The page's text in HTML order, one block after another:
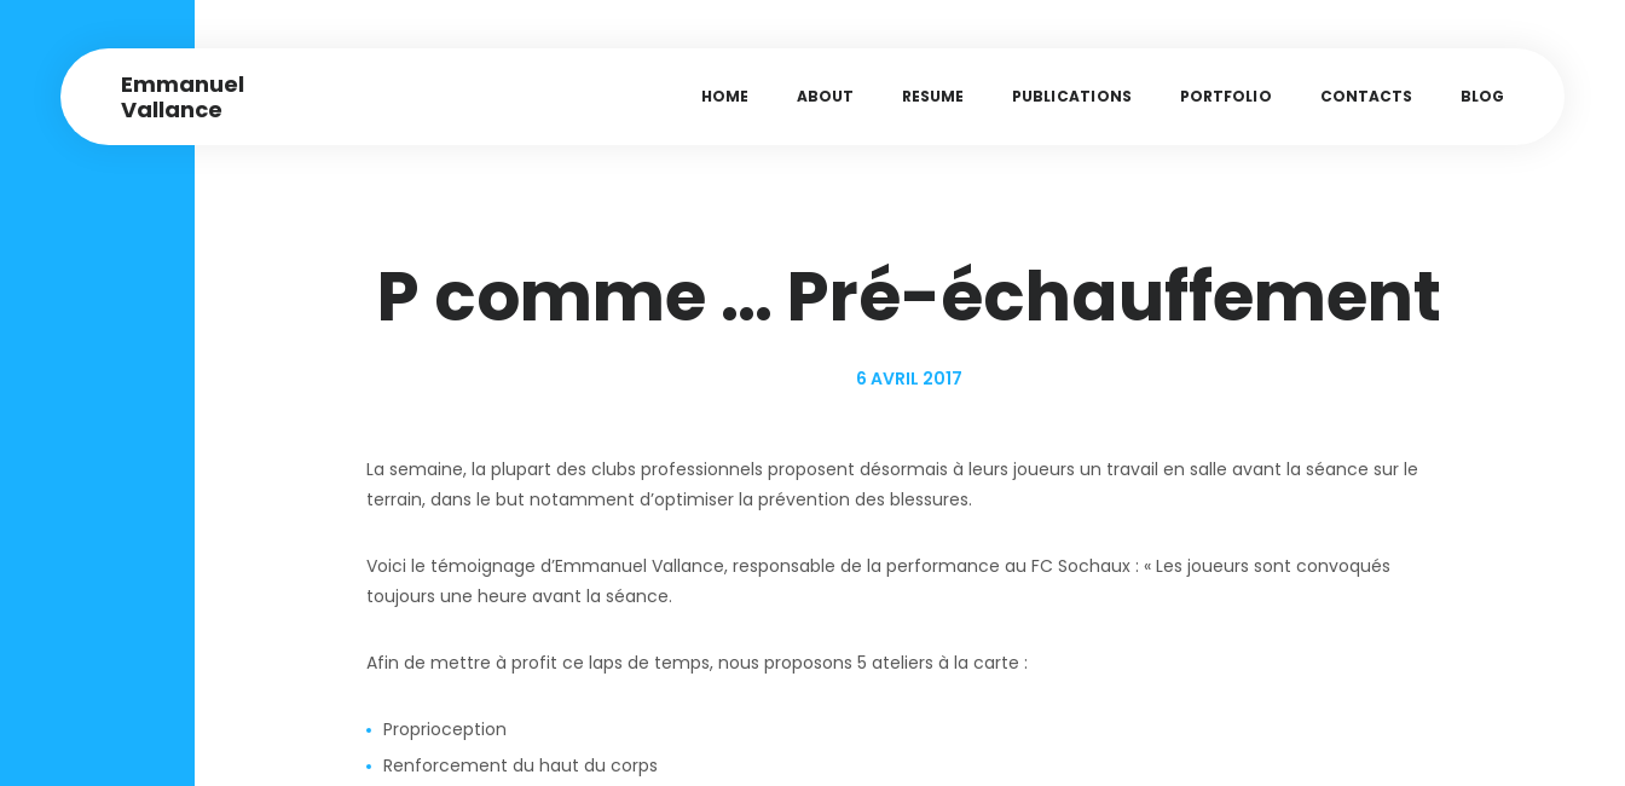
Emmanuel
Vallance
HOME ABOUT RESUME PUBLICATIONS PORTFOLIO CONTACTS BLOG
P comme … Pré-échauffement
6 AVRIL 2017
La semaine, la plupart des clubs professionnels proposent désormais à leurs joueurs un travail en salle avant la séance sur le
terrain, dans le but notamment d’optimiser la prévention des blessures.
Voici le témoignage d’Emmanuel Vallance, responsable de la performance au FC Sochaux : « Les joueurs sont convoqués
toujours une heure avant la séance.
Afin de mettre à profit ce laps de temps, nous proposons 5 ateliers à la carte :
Proprioception
Renforcement du haut du corps